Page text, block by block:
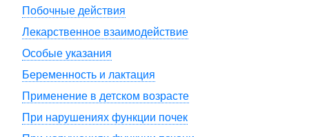
Побочные действия
Лекарственное взаимодействие
Особые указания
Беременность и лактация
Применение в детском возрасте
При нарушениях функции почек